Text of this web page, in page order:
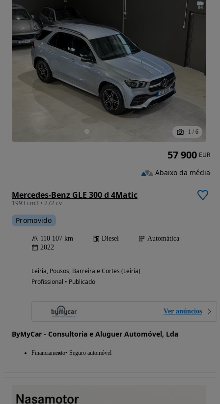
1 / 6
Mercedes-Benz GLE 300 d 4Matic
1993 cm3 • 272 cv
Promovido
110 107 km Diesel
Automática
2022
Leiria, Pousos, Barreira e Cortes (Leiria)
Profissional • Publicado
Ver anúncios
ByMyCar - Consultoria e Aluguer Automóvel, Lda
Financiamento Seguro automóvel
57 900 EUR
Abaixo da média